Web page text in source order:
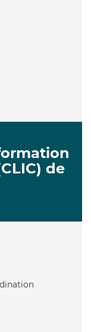
de